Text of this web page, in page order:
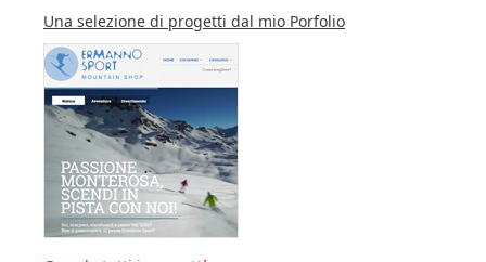
Una selezione di progetti dal mio Porfolio